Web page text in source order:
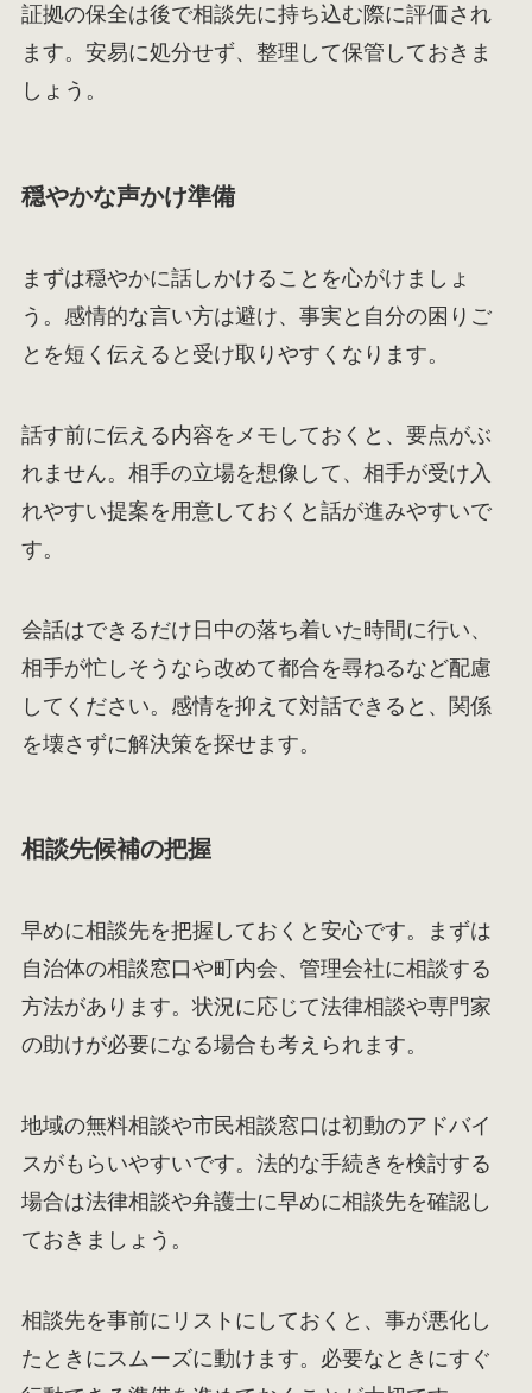
証拠の保全は後で相談先に持ち込む際に評価され
ます。安易に処分せず、整理して保管しておきま
しょう。
穏やかな声かけ準備
まずは穏やかに話しかけることを心がけましょ
う。感情的な言い方は避け、事実と自分の困りご
とを短く伝えると受け取りやすくなります。
話す前に伝える内容をメモしておくと、要点がぶ
れません。相手の立場を想像して、相手が受け入
れやすい提案を用意しておくと話が進みやすいで
す。
会話はできるだけ日中の落ち着いた時間に行い、
相手が忙しそうなら改めて都合を尋ねるなど配慮
してください。感情を抑えて対話できると、関係
を壊さずに解決策を探せます。
相談先候補の把握
早めに相談先を把握しておくと安心です。まずは
自治体の相談窓口や町内会、管理会社に相談する
方法があります。状況に応じて法律相談や専門家
の助けが必要になる場合も考えられます。
地域の無料相談や市民相談窓口は初動のアドバイ
スがもらいやすいです。法的な手続きを検討する
場合は法律相談や弁護士に早めに相談先を確認し
ておきましょう。
相談先を事前にリストにしておくと、事が悪化し
たときにスムーズに動けます。必要なときにすぐ